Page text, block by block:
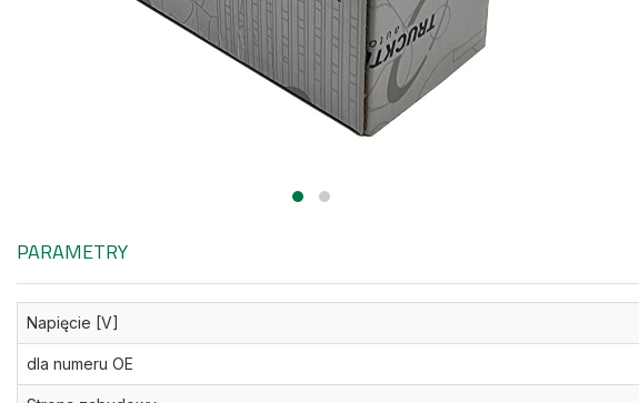
PARAMETRY
Napięcie [V]
dla numeru OE